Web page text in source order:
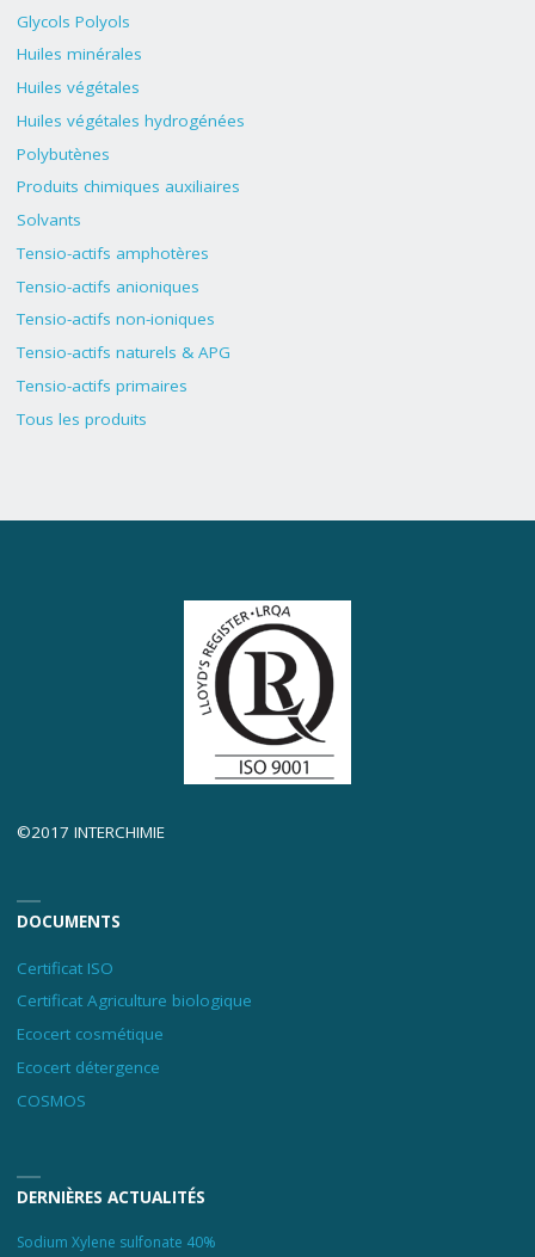
Glycols Polyols
Huiles minérales
Huiles végétales
Huiles végétales hydrogénées
Polybutènes
Produits chimiques auxiliaires
Solvants
Tensio-actifs amphotères
Tensio-actifs anioniques
Tensio-actifs non-ioniques
Tensio-actifs naturels & APG
Tensio-actifs primaires
Tous les produits
©2017 INTERCHIMIE
DOCUMENTS
Certificat ISO
Certificat Agriculture biologique
Ecocert cosmétique
Ecocert détergence
COSMOS
DERNIÈRES ACTUALITÉS
Sodium Xylene sulfonate 40%